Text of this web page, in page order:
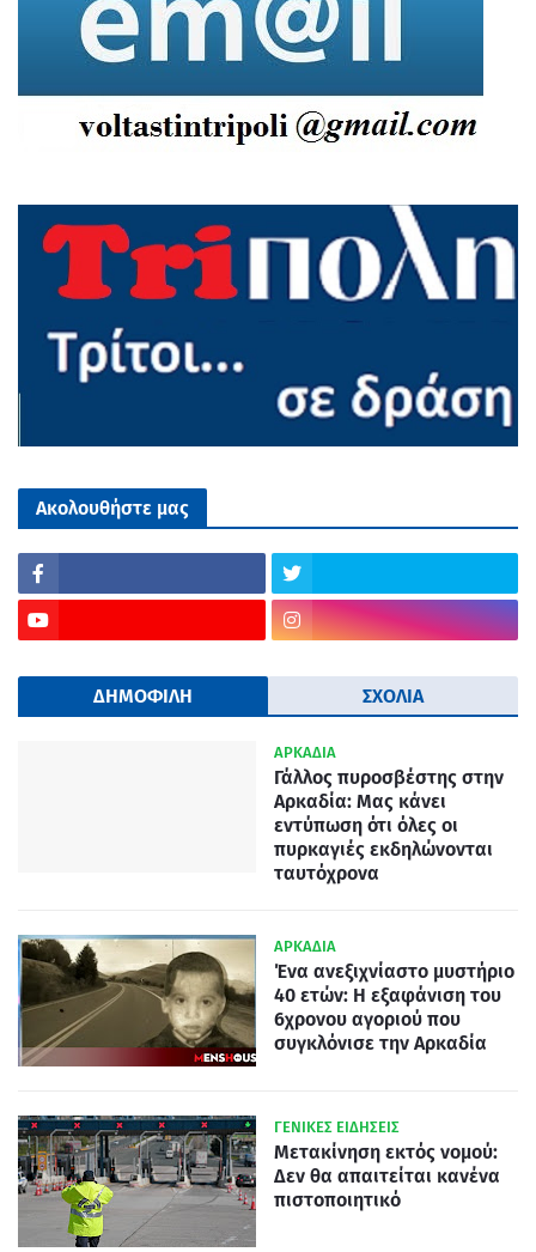
Ακολουθήστε μας
ΔΗΜΟΦΙΛΗ ΣΧΟΛΙΑ
ΑΡΚΑΔΙΑ
Γάλλος πυροσβέστης στην
Αρκαδία: Μας κάνει
εντύπωση ότι όλες οι
πυρκαγιές εκδηλώνονται
ταυτόχρονα
ΑΡΚΑΔΙΑ
Ένα ανεξιχνίαστο μυστήριο
40 ετών: Η εξαφάνιση του
6χρονου αγοριού που
συγκλόνισε την Αρκαδία
ΓΕΝΙΚΕΣ ΕΙΔΗΣΕΙΣ
Μετακίνηση εκτός νομού:
Δεν θα απαιτείται κανένα
πιστοποιητικό